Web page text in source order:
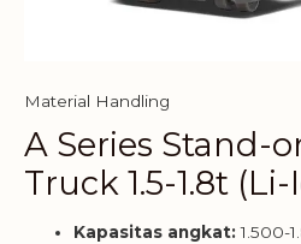
Material Handling
A Series Stand-
Truck 1.5-1.8t (Li-
Kapasitas angkat:1.500-